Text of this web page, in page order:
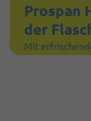
Prospan
der
Mit